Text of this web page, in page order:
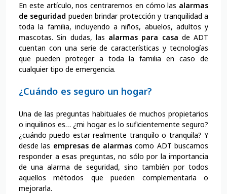
En este artículo, nos centraremos en cómo las alarmas
de seguridad pueden brindar protección y tranquilidad a
toda la familia, incluyendo a niños, abuelos, adultos y
mascotas. Sin dudas, las alarmas para casa de ADT
cuentan con una serie de características y tecnologías
que pueden proteger a toda la familia en caso de
cualquier tipo de emergencia.
¿Cuándo es seguro un hogar?
Una de las preguntas habituales de muchos propietarios
o inquilinos es… ¿mi hogar es lo suficientemente seguro?
¿cuándo puedo estar realmente tranquilo o tranquila? Y
desde las empresas de alarmas como ADT buscamos
responder a esas preguntas, no sólo por la importancia
de una alarma de seguridad, sino también por todos
aquellos métodos que pueden complementarla o
mejorarla.